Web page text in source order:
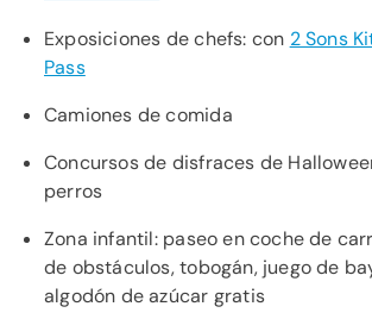
Exposiciones de chefs: con 2 Sons
Pass
Camiones de comida
Concursos de disfraces de
perros
Zona infantil: paseo en coche de
de obstáculos, tobogán, juego de
algodón de azúcar gratis